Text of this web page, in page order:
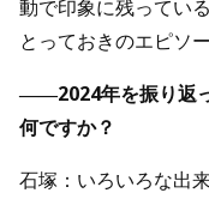
動で印象に残ってい
とっておきのエピソ
――2024年を振り返
何ですか？
石塚：いろいろな出